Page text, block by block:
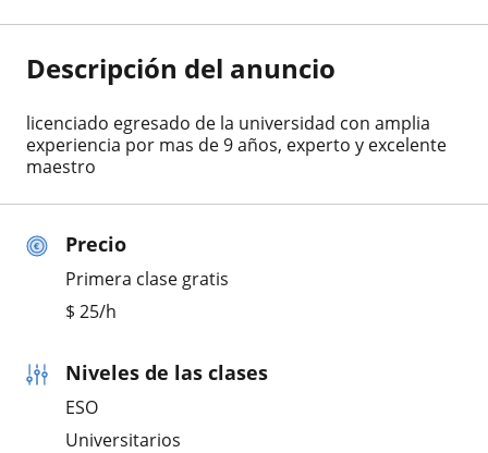
Precio
Primera clase gratis
$ 25/h
Niveles de las clases
ESO
Universitarios
Descripción del anuncio
licenciado egresado de la universidad con amplia
experiencia por mas de 9 años, experto y excelente
maestro